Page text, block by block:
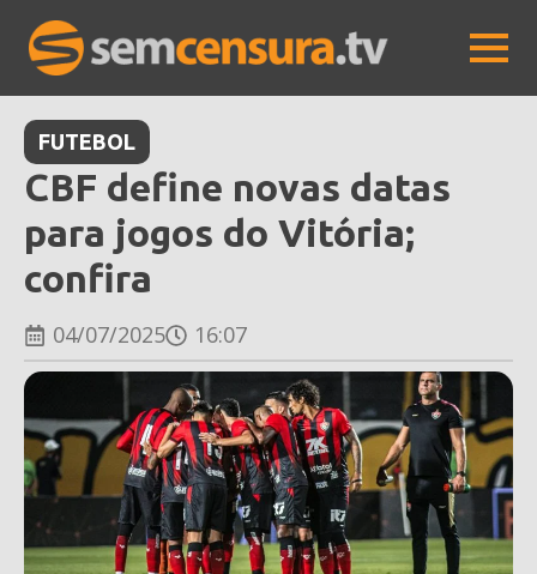
FUTEBOL
CBF define novas datas
para jogos do Vitória;
confira
04/07/2025 16:07